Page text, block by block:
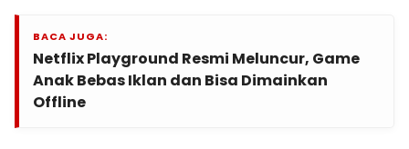
BACA JUGA:
Netflix Playground Resmi Meluncur, Game
Anak Bebas Iklan dan Bisa Dimainkan
Offline